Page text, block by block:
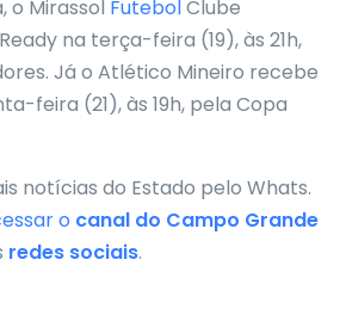
o Mirassol FutebolClube
na terça-feira (19), às 21h,
Já o Atlético Mineiro recebe
feira (21), às 19h, pela Copa
notícias do Estado pelo Whats.
o canal do Campo Grande
redes sociais.